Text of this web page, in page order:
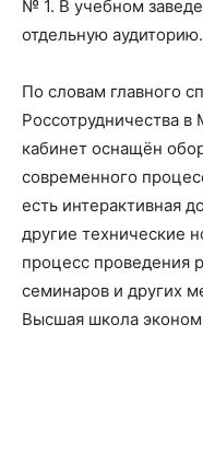
№ 1. В учебном
отдельную аудиторию.
По словам главного
Россотрудничества
кабинет оснащён
современного
есть интерактивная
другие технические
процесс проведения
семинаров и других
Высшая школа